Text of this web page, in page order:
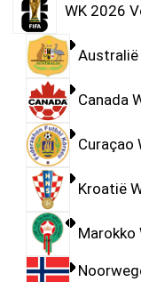
WK 2026
Canada
Curaçao
Kroatië
Marokko